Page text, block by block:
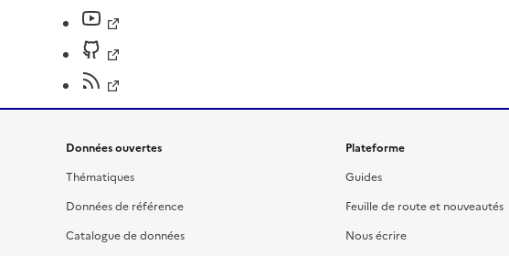
Données ouvertes
Thématiques
Données de référence
Catalogue de données
Plateforme
Guides
Feuille de route et nouveautés
Nous écrire